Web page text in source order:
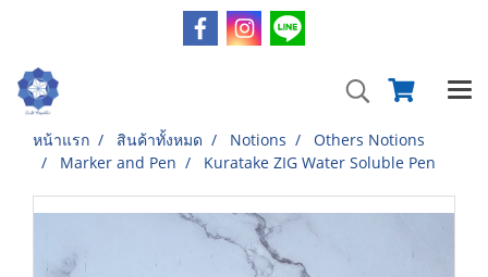
หน้าแรก สินค้าทั้งหมด Notions
Others Notions
Marker and Pen
Kuratake ZIG Water Soluble Pen